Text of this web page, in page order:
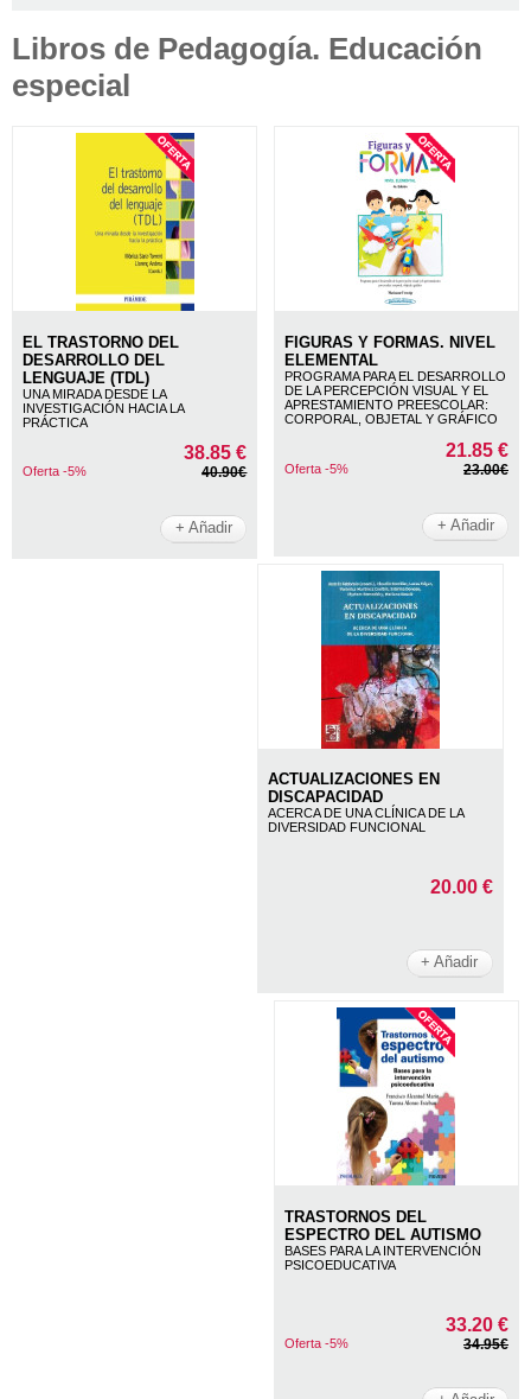
Libros de Pedagogía. Educación
especial
EL TRASTORNO DEL
DESARROLLO DEL
LENGUAJE (TDL)
UNA MIRADA DESDE LA
INVESTIGACIÓN HACIA LA
PRÁCTICA
38.85 €
Oferta -5% 40.90€
+ Añadir
FIGURAS Y FORMAS. NIVEL
ELEMENTAL
PROGRAMA PARA EL DESARROLLO
DE LA PERCEPCIÓN VISUAL Y EL
APRESTAMIENTO PREESCOLAR:
CORPORAL, OBJETAL Y GRÁFICO
21.85 €
Oferta -5% 23.00€
+ Añadir
ACTUALIZACIONES EN
DISCAPACIDAD
ACERCA DE UNA CLÍNICA DE LA
DIVERSIDAD FUNCIONAL
20.00 €
+ Añadir
TRASTORNOS DEL
ESPECTRO DEL AUTISMO
BASES PARA LA INTERVENCIÓN
PSICOEDUCATIVA
33.20 €
Oferta -5% 34.95€